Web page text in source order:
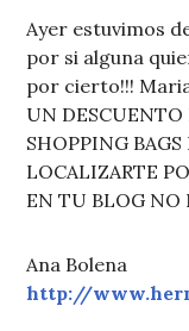
Ayer estuvimos
por si alguna
por cierto!!!
UN DESCUENTO
SHOPPING
LOCALIZARTE
EN TU BLOG NO
Ana Bolena
http://